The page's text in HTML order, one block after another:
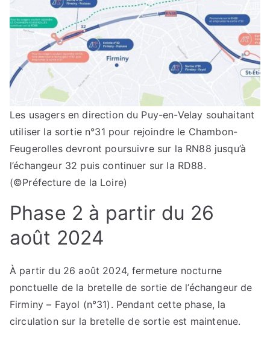
Les usagers en direction du Puy-en-Velay souhaitant
utiliser la sortie n°31 pour rejoindre le Chambon-
Feugerolles devront poursuivre sur la RN88 jusqu’à
l’échangeur 32 puis continuer sur la RD88.
(©Préfecture de la Loire)
Phase 2 à partir du 26
août 2024
À partir du 26 août 2024, fermeture nocturne
ponctuelle de la bretelle de sortie de l’échangeur de
Firminy – Fayol (n°31). Pendant cette phase, la
circulation sur la bretelle de sortie est maintenue.